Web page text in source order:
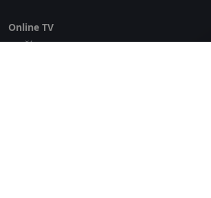
Online TV
Lepší.TV